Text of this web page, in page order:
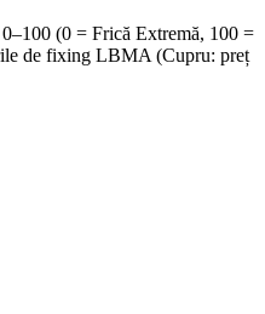
(0 = Frică Extremă, 100 =
de fixing LBMA (Cupru: preț